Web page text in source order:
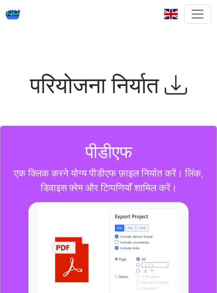
परियोजना निर्यात
पीडीएफ
एक क्लिक करने योग्य पीडीएफ फ़ाइल निर्यात करें। लिंक,
डिवाइस फ़्रेम और टिप्पणियाँ शामिल करें।